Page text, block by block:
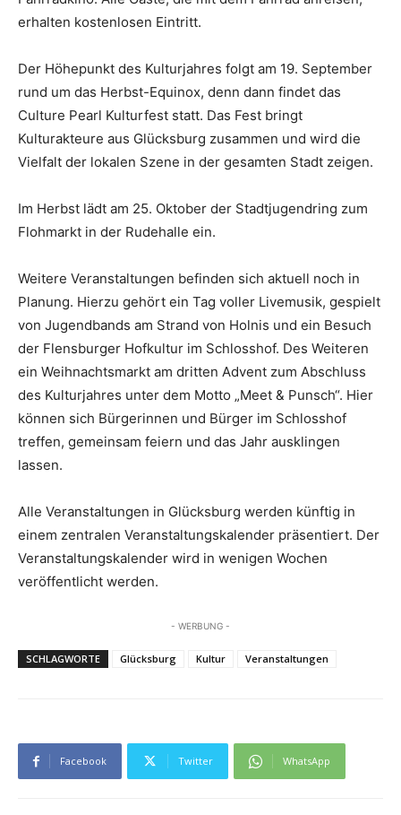
erhalten kostenlosen Eintritt.
Der Höhepunkt des Kulturjahres folgt am 19. September
rund um das Herbst-Equinox, denn dann findet das
Culture Pearl Kulturfest statt. Das Fest bringt
Kulturakteure aus Glücksburg zusammen und wird die
Vielfalt der lokalen Szene in der gesamten Stadt zeigen.
Im Herbst lädt am 25. Oktober der Stadtjugendring zum
Flohmarkt in der Rudehalle ein.
Weitere Veranstaltungen befinden sich aktuell noch in
Planung. Hierzu gehört ein Tag voller Livemusik, gespielt
von Jugendbands am Strand von Holnis und ein Besuch
der Flensburger Hofkultur im Schlosshof. Des Weiteren
ein Weihnachtsmarkt am dritten Advent zum Abschluss
des Kulturjahres unter dem Motto „Meet & Punsch“. Hier
können sich Bürgerinnen und Bürger im Schlosshof
treffen, gemeinsam feiern und das Jahr ausklingen
lassen.
Alle Veranstaltungen in Glücksburg werden künftig in
einem zentralen Veranstaltungskalender präsentiert. Der
Veranstaltungskalender wird in wenigen Wochen
veröffentlicht werden.
- WERBUNG -
SCHLAGWORTE Glücksburg Kultur Veranstaltungen
Facebook Twitter WhatsApp